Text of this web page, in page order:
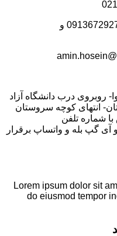
شماره های همراه مدیریت شرکت: 09136729270 و
روبروی درب دانشگاه آزاد
انتهای کوچه سروستان
با شماره تلفن
روبیکا و آی گپ بله و واتساپ برقرار
Lorem ipsum dolor sit
do eiusmod tempor